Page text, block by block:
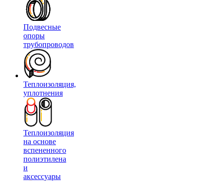
Подвесные
опоры
трубопроводов
Теплоизоляция,
уплотнения
Теплоизоляция
на основе
вспененного
полиэтилена
и
аксессуары